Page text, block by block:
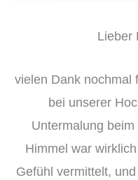
Lieber
vielen Dank nochmal
bei unserer
Untermalung
Himmel war
Gefühl vermittelt,